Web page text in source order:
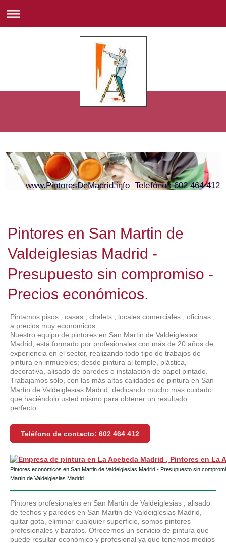
www.PintoresDeMadrid.info Telefóno : 602 464 412
Pintores en San Martin de
Valdeiglesias Madrid -
Presupuesto sin compromiso -
Precios económicos.
Pintamos pisos , casas , chalets , locales comerciales , oficinas ,
a precios muy economicos.
Nuestro equipo de pintores en San Martin de Valdeiglesias
Madrid, está formado por profesionales con más de 20 años de
experiencia en el sector, realizando todo tipo de trabajos de
pintura en inmuebles; desde pintura al temple, plástica,
decorativa, alisado de paredes o instalación de papel pintado.
Trabajamos sólo, con las más altas calidades de pintura en San
Martin de Valdeiglesias Madrid, dedicando mucho más cuidado
que haciéndolo usted mismo para obtener un resultado
perfecto.
Teléfono de contacto: 602 464 412
Pintores económicos en San Martin de Valdeiglesias Madrid - Presupuesto sin
Martin de Valdeiglesias Madrid
Pintores profesionales en San Martin de Valdeiglesias , alisado
de techos y paredes en San Martin de Valdeiglesias Madrid,
quitar gota, eliminar cualquier superficie, somos pintores
profesionales y baratos. Ofrecemos un servicio de pintura que
puede resultar económico y profesional ya que tenemos medios